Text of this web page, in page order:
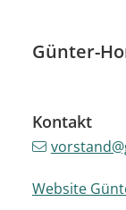
Günter-
Kontakt
Website